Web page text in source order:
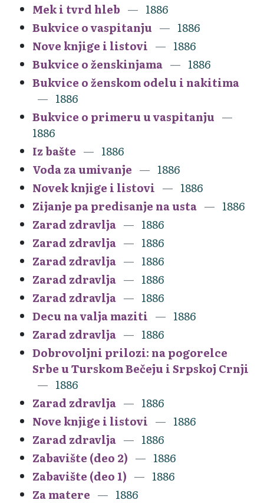
Mek i tvrd hleb
1886
Bukvice o vaspitanju
1886
Nove knjige i listovi
1886
Bukvice o ženskinjama
1886
Bukvice o ženskom odelu i nakitima
1886
Bukvice o primeru u vaspitanju
1886
Iz bašte
1886
Voda za umivanje
1886
Novek knjige i listovi
1886
Zijanje pa predisanje na usta
1886
Zarad zdravlja
1886
Zarad zdravlja
1886
Zarad zdravlja
1886
Zarad zdravlja
1886
Zarad zdravlja
1886
Decu na valja maziti
1886
Zarad zdravlja
1886
Dobrovoljni prilozi: na pogorelce
Srbe u Turskom Bečeju i Srpskoj Crnji
1886
Zarad zdravlja
1886
Nove knjige i listovi
1886
Zarad zdravlja
1886
Zabavište (deo 2)
1886
Zabavište (deo 1)
1886
Za matere
1886